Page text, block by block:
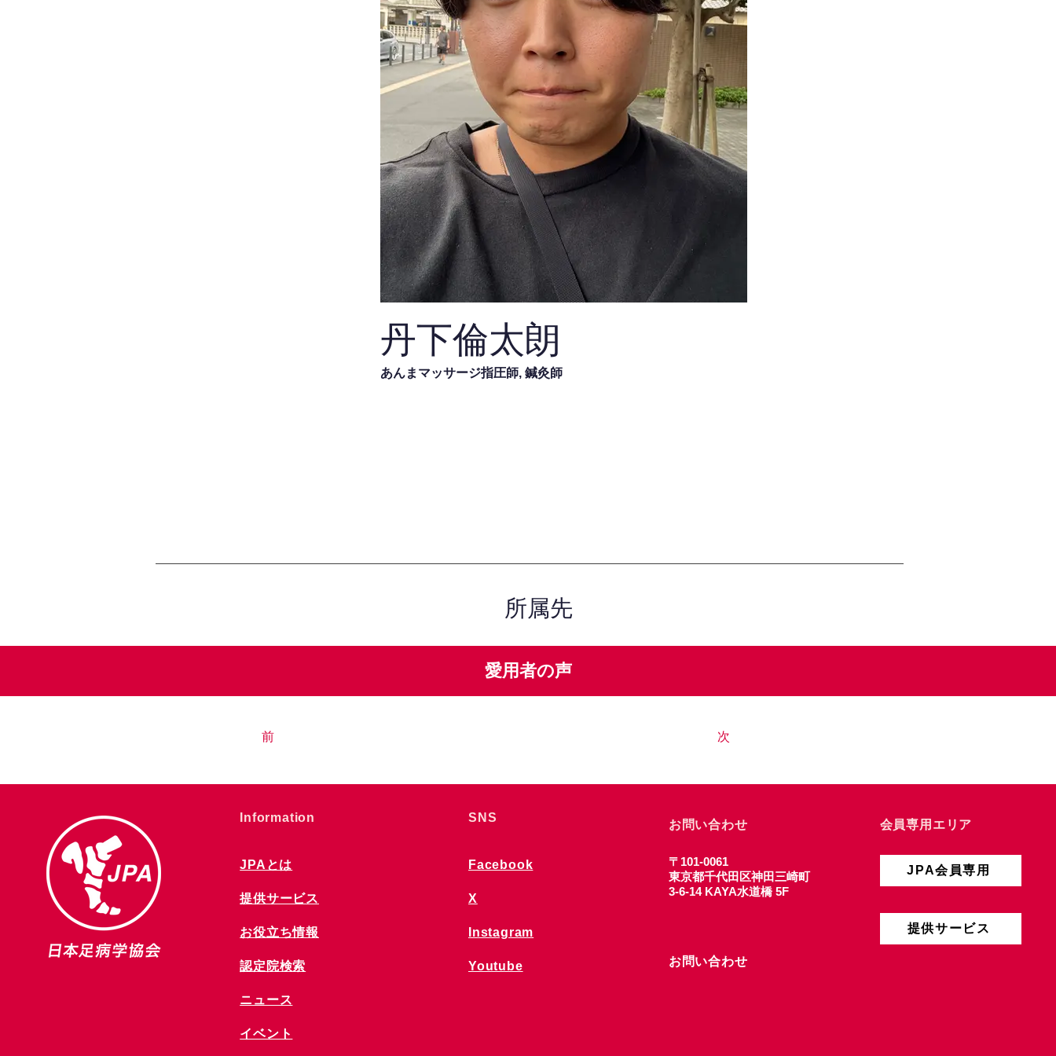
丹下倫太朗
あんまマッサージ指圧師, 鍼灸師
所属先
愛用者の声
前 次
​Information
JPAとは
提供サービス
お役立ち情報
​認定院検索
ニュース
​イベント
SNS
Facebook
X
Instagram
Youtube
お問い合わせ
〒101-0061
東京都千代田区神田三崎町
3-6-14 KAYA水道橋 5F
お問い合わせ
会員専用エリア
JPA会員専用
提供サービス